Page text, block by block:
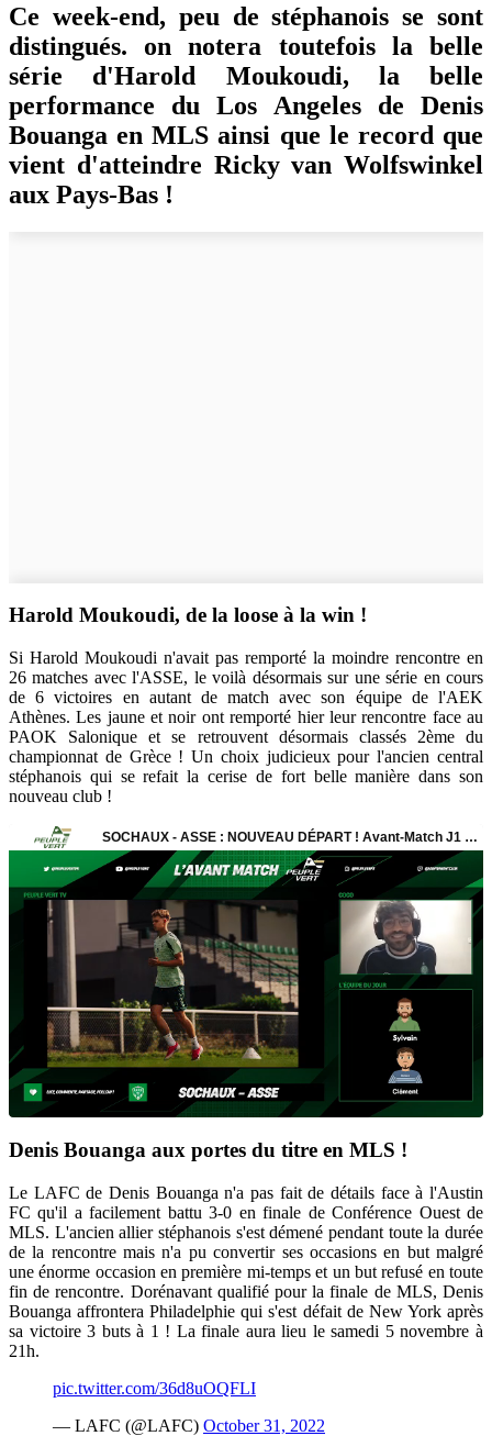
Ce week-end, peu de stéphanois se sont
distingués. on notera toutefois la belle
série d'Harold Moukoudi, la belle
performance du Los Angeles de Denis
Bouanga en MLS ainsi que le record que
vient d'atteindre Ricky van Wolfswinkel
aux Pays-Bas !
Harold Moukoudi, de la loose à la win !
Si Harold Moukoudi n'avait pas remporté la moindre rencontre en
26 matches avec l'ASSE, le voilà désormais sur une série en cours
de 6 victoires en autant de match avec son équipe de l'AEK
Athènes. Les jaune et noir ont remporté hier leur rencontre face au
PAOK Salonique et se retrouvent désormais classés 2ème du
championnat de Grèce ! Un choix judicieux pour l'ancien central
stéphanois qui se refait la cerise de fort belle manière dans son
nouveau club !
Denis Bouanga aux portes du titre en MLS !
Le LAFC de Denis Bouanga n'a pas fait de détails face à l'Austin
FC qu'il a facilement battu 3-0 en finale de Conférence Ouest de
MLS. L'ancien allier stéphanois s'est démené pendant toute la durée
de la rencontre mais n'a pu convertir ses occasions en but malgré
une énorme occasion en première mi-temps et un but refusé en toute
fin de rencontre. Dorénavant qualifié pour la finale de MLS, Denis
Bouanga affrontera Philadelphie qui s'est défait de New York après
sa victoire 3 buts à 1 ! La finale aura lieu le samedi 5 novembre à
21h.
pic.twitter.com/36d8uOQFLI
— LAFC (@LAFC) October 31, 2022